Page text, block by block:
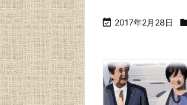
 2017年2月28日